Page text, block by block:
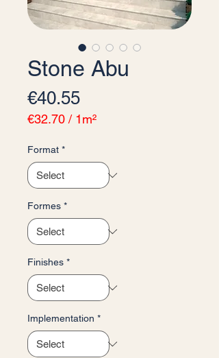
Stone Abu
€40.55Price
€32.70 / 1m²
per
1
Square
Format *
Formes *
Finishes *
Implementation *